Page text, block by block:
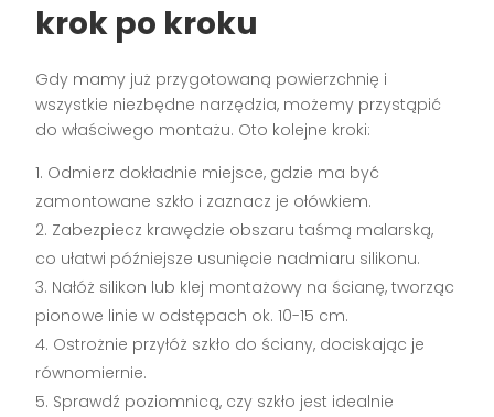
krok po kroku
Gdy mamy już przygotowaną powierzchnię i
wszystkie niezbędne narzędzia, możemy przystąpić
do właściwego montażu. Oto kolejne kroki:
Odmierz dokładnie miejsce, gdzie ma być
zamontowane szkło i zaznacz je ołówkiem.
Zabezpiecz krawędzie obszaru taśmą malarską,
co ułatwi późniejsze usunięcie nadmiaru silikonu.
Nałóż silikon lub klej montażowy na ścianę, tworząc
pionowe linie w odstępach ok. 10-15 cm.
Ostrożnie przyłóż szkło do ściany, dociskając je
równomiernie.
Sprawdź poziomnicą, czy szkło jest idealnie